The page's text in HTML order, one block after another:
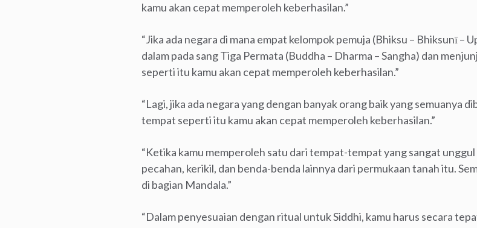
kamu akan cepat memperoleh keberhasilan.”
“Jika ada negara di mana empat kelompok pemuja (Bhiksu – Bhiksunī –
dalam pada sang Tiga Permata (Buddha – Dharma – Sangha) dan
seperti itu kamu akan cepat memperoleh keberhasilan.”
“Lagi, jika ada negara yang dengan banyak orang baik yang semuanya
tempat seperti itu kamu akan cepat memperoleh keberhasilan.”
“Ketika kamu memperoleh satu dari tempat-tempat yang sangat
pecahan, kerikil, dan benda-benda lainnya dari permukaan tanah itu.
di bagian Mandala.”
“Dalam penyesuaian dengan ritual untuk Siddhi, kamu harus secara